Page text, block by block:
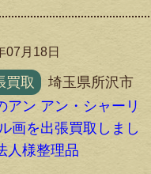
07月18日
買取
埼玉県所沢市
アン アン・シャーリ
画を出張買取しまし
人様整理品